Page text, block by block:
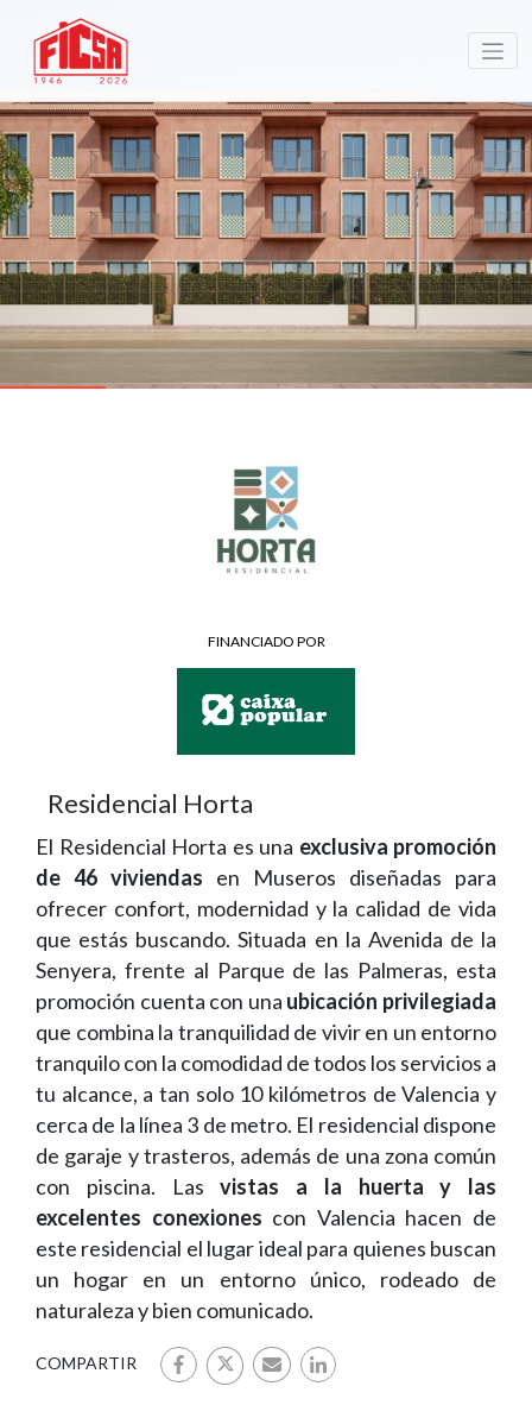
FINANCIADO POR
Residencial Horta
El Residencial Horta es una exclusiva promoción
de 46 viviendas en Museros diseñadas para
ofrecer confort, modernidad y la calidad de vida
que estás buscando. Situada en la Avenida de la
Senyera, frente al Parque de las Palmeras, esta
promoción cuenta con una ubicación privilegiada
que combina la tranquilidad de vivir en un entorno
tranquilo con la comodidad de todos los servicios a
tu alcance, a tan solo 10 kilómetros de Valencia y
cerca de la línea 3 de metro. El residencial dispone
de garaje y trasteros, además de una zona común
con piscina. Lasvistas a la huerta y las
excelentes conexiones con Valencia hacen de
este residencial el lugar ideal para quienes buscan
un hogar en un entorno único, rodeado de
naturaleza y bien comunicado.
COMPARTIR